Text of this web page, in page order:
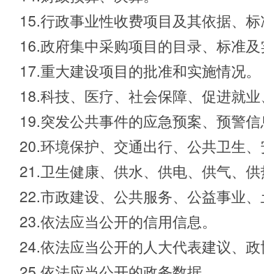
15.行政事业性收费项目及其依据、标
16.政府集中采购项目的目录、标准及
17.重大建设项目的批准和实施情况。
18.科技、医疗、社会保障、促进就业
19.突发公共事件的应急预案、预警信
20.环境保护、交通出行、公共卫生、
21.卫生健康、供水、供电、供气、供
22.市政建设、公共服务、公益事业、
23.依法应当公开的信用信息。
24.依法应当公开的人大代表建议、政